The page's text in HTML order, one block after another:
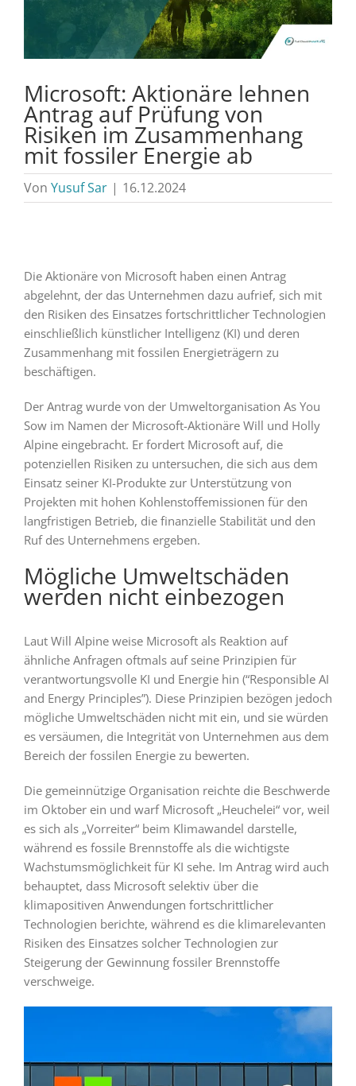
Microsoft: Aktionäre lehnen
Antrag auf Prüfung von
Risiken im Zusammenhang
mit fossiler Energie ab
Von Yusuf Sar | 16.12.2024
Die Aktionäre von Microsoft haben einen Antrag
abgelehnt, der das Unternehmen dazu aufrief, sich mit
den Risiken des Einsatzes fortschrittlicher Technologien
einschließlich künstlicher Intelligenz (KI) und deren
Zusammenhang mit fossilen Energieträgern zu
beschäftigen.
Der Antrag wurde von der Umweltorganisation As You
Sow im Namen der Microsoft-Aktionäre Will und Holly
Alpine eingebracht. Er fordert Microsoft auf, die
potenziellen Risiken zu untersuchen, die sich aus dem
Einsatz seiner KI-Produkte zur Unterstützung von
Projekten mit hohen Kohlenstoffemissionen für den
langfristigen Betrieb, die finanzielle Stabilität und den
Ruf des Unternehmens ergeben.
Mögliche Umweltschäden
werden nicht einbezogen
Laut Will Alpine weise Microsoft als Reaktion auf
ähnliche Anfragen oftmals auf seine Prinzipien für
verantwortungsvolle KI und Energie hin (“Responsible AI
and Energy Principles”). Diese Prinzipien bezögen jedoch
mögliche Umweltschäden nicht mit ein, und sie würden
es versäumen, die Integrität von Unternehmen aus dem
Bereich der fossilen Energie zu bewerten.
Die gemeinnützige Organisation reichte die Beschwerde
im Oktober ein und warf Microsoft „Heuchelei“ vor, weil
es sich als „Vorreiter“ beim Klimawandel darstelle,
während es fossile Brennstoffe als die wichtigste
Wachstumsmöglichkeit für KI sehe. Im Antrag wird auch
behauptet, dass Microsoft selektiv über die
klimapositiven Anwendungen fortschrittlicher
Technologien berichte, während es die klimarelevanten
Risiken des Einsatzes solcher Technologien zur
Steigerung der Gewinnung fossiler Brennstoffe
verschweige.